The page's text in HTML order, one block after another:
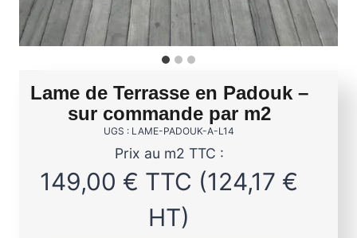
Lame de Terrasse en Padouk –
sur commande par m2
UGS : LAME-PADOUK-A-L14
Prix au m2 TTC :
149,00 € TTC (124,17 €
HT)